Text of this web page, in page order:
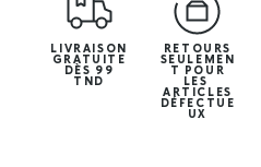
LIVRAISON
GRATUITE
DÈS 99
TND
RETOURS
SEULEMEN
T POUR
LES
ARTICLES
DÉFECTUE
UX